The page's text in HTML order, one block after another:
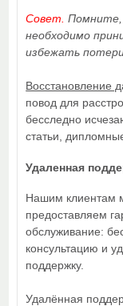
Совет. Помните,
необходимо
избежать
Восстановление
повод для
бесследно
статьи,
Удаленная
Нашим клиентам
предоставляем
обслуживание:
консультацию и
поддержку.
Удалённая